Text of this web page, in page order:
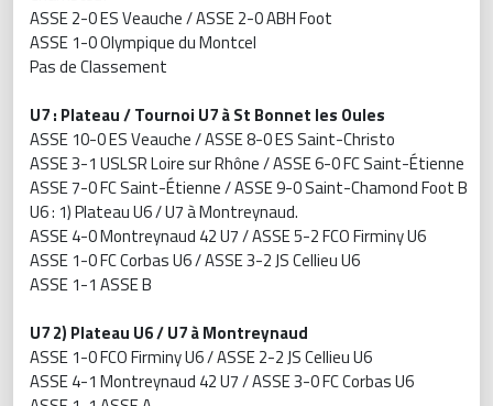
ASSE 2-0 ES Veauche / ASSE 2-0 ABH Foot
ASSE 1-0 Olympique du Montcel
Pas de Classement
U7 : Plateau / Tournoi U7 à St Bonnet les Oules
ASSE 10-0 ES Veauche / ASSE 8-0 ES Saint-Christo
ASSE 3-1 USLSR Loire sur Rhône / ASSE 6-0 FC Saint-Étienne
ASSE 7-0 FC Saint-Étienne / ASSE 9-0 Saint-Chamond Foot B
U6 : 1) Plateau U6 / U7 à Montreynaud.
ASSE 4-0 Montreynaud 42 U7 / ASSE 5-2 FCO Firminy U6
ASSE 1-0 FC Corbas U6 / ASSE 3-2 JS Cellieu U6
ASSE 1-1 ASSE B
U7 2) Plateau U6 / U7 à Montreynaud
ASSE 1-0 FCO Firminy U6 / ASSE 2-2 JS Cellieu U6
ASSE 4-1 Montreynaud 42 U7 / ASSE 3-0 FC Corbas U6